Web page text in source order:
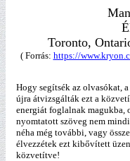
Toronto,
( Forrás: https://
Hogy segítsék az olvasókat,
újra átvizsgálták ezt a
energiát foglalnak magukba,
nyomtatott szöveg nem
néha még további, vagy
élvezzétek ezt kibővített
közvetítve!